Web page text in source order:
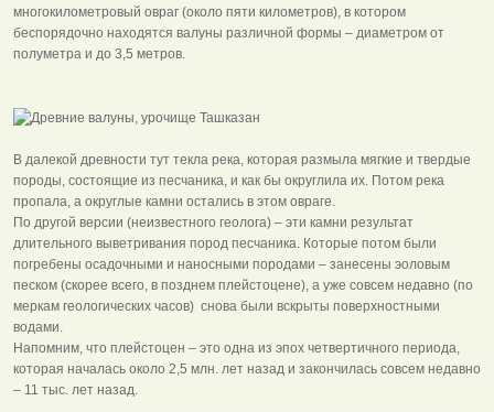
многокилометровый овраг (около пяти километров), в котором
беспорядочно находятся валуны различной формы – диаметром от
полуметра и до 3,5 метров.
В далекой древности тут текла река, которая размыла мягкие и твердые
породы, состоящие из песчаника, и как бы округлила их. Потом река
пропала, а округлые камни остались в этом овраге.
По другой версии (неизвестного геолога) – эти камни результат
длительного выветривания пород песчаника. Которые потом были
погребены осадочными и наносными породами – занесены эоловым
песком (скорее всего, в позднем плейстоцене), а уже совсем недавно (по
меркам геологических часов) снова были вскрыты поверхностными
водами.
Напомним, что плейстоцен – это одна из эпох четвертичного периода,
которая началась около 2,5 млн. лет назад и закончилась совсем недавно
– 11 тыс. лет назад.